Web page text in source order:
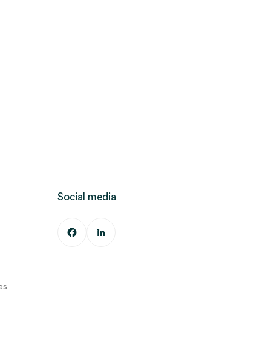
Social media